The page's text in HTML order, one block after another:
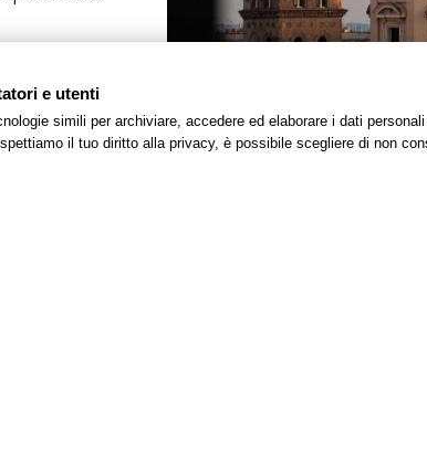
e utenti
simili per archiviare, accedere ed elaborare i dati
il tuo diritto alla privacy, è possibile scegliere di non